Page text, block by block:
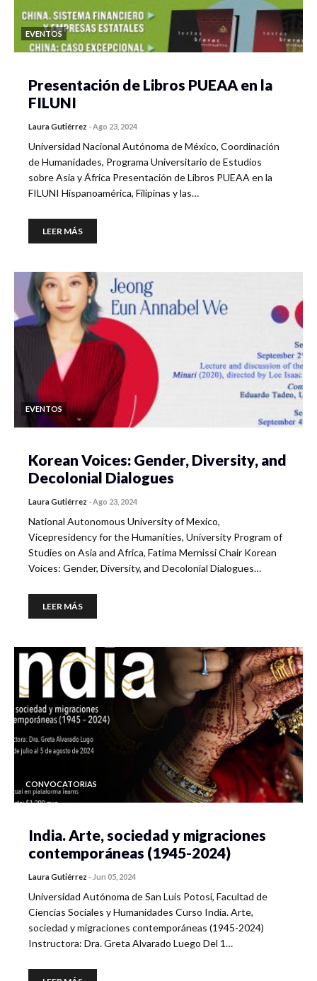
EVENTOS
Presentación de Libros PUEAA en la
FILUNI
Laura Gutiérrez -Ago 23, 2024
Universidad Nacional Autónoma de México, Coordinación
de Humanidades, Programa Universitario de Estudios
sobre Asia y África Presentación de Libros PUEAA en la
FILUNI Hispanoamérica, Filipinas y las…
LEER MÁS
EVENTOS
Korean Voices: Gender, Diversity, and
Decolonial Dialogues
Laura Gutiérrez -Ago 23, 2024
National Autonomous University of Mexico,
Vicepresidency for the Humanities, University Program of
Studies on Asia and Africa, Fatima Mernissi Chair Korean
Voices: Gender, Diversity, and Decolonial Dialogues…
LEER MÁS
CONVOCATORIAS
India. Arte, sociedad y migraciones
contemporáneas (1945-2024)
Laura Gutiérrez - Jun 05, 2024
Universidad Autónoma de San Luis Potosí, Facultad de
Ciencias Sociales y Humanidades Curso India. Arte,
sociedad y migraciones contemporáneas (1945-2024)
Instructora: Dra. Greta Alvarado Luego Del 1…